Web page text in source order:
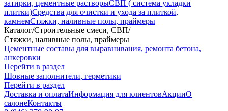
затирки, цементные растворыСВП ( система укладки
плитки)Средства для очистки и ухода за плиткой,
камнемСтяжки, наливные полы, праймеры
Каталог/Строительные смеси, СВП/
Стяжки, наливные полы, праймеры
Цементные составы для выравнивания, ремонта бетона,
анкеровки
Перейти в раздел
Шовные заполнители, герметики
Перейти в раздел
Доставка и оплатаИнформация для клиентовАкцииО
салонеКонтакты